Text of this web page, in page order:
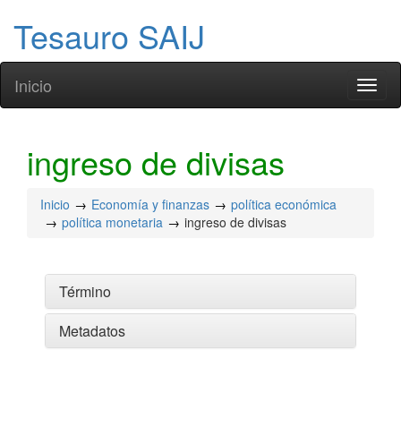
Tesauro SAIJ
Inicio
ingreso de divisas
Inicio Economía y finanzas
política económica
política monetaria
ingreso de divisas
Término
Metadatos